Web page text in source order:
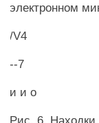
электронном
/V4
--7
и и о
Рис. 6.